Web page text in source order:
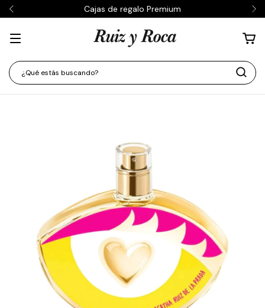
Cajas de regalo Premium